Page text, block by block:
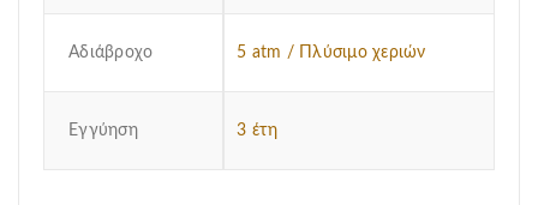
Αδιάβροχο 5 atm / Πλύσιμο χεριών
Εγγύηση 3 έτη